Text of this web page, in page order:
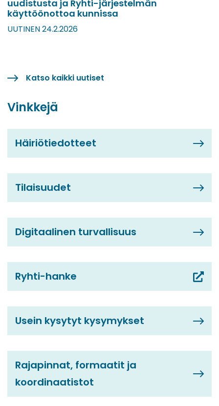
uudistusta ja Ryhti-järjestelmän
käyttöönottoa kunnissa
UUTINEN 24.2.2026
Katso kaikki uutiset
Vinkkejä
Häiriötiedotteet
Tilaisuudet
Digitaalinen turvallisuus
Ryhti-hanke
(siirryt
palveluun)
Usein kysytyt kysymykset
Rajapinnat, formaatit ja
koordinaatistot